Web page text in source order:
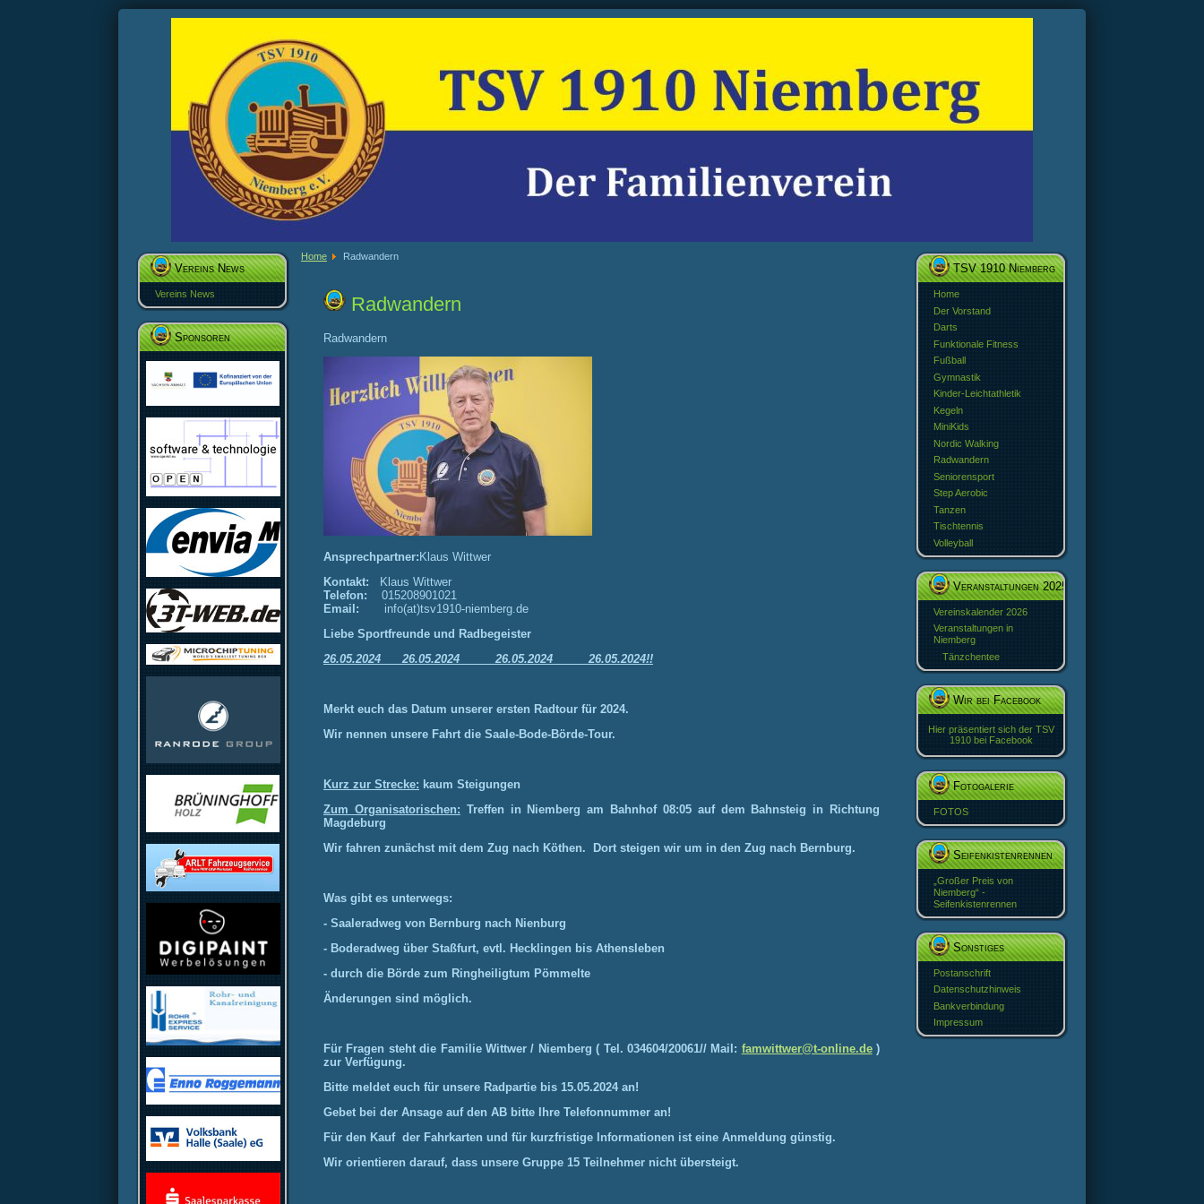
Vereins News
Vereins News
Sponsoren
Home Radwandern
Radwandern
Radwandern
Ansprechpartner: Klaus Wittwer
Kontakt:
Klaus Wittwer
Telefon: 015208901021
Email: info(at)tsv1910-niemberg.de
Liebe Sportfreunde und Radbegeister
26.05.2024 26.05.2024 26.05.2024 26.05.2024!!
Merkt euch das Datum unserer ersten Radtour für 2024.
Wir nennen unsere Fahrt die Saale-Bode-Börde-Tour.
Kurz zur Strecke: kaum Steigungen
Zum Organisatorischen: Treffen in Niemberg am Bahnhof 08:05 auf dem Bahnsteig in Richtung
Magdeburg
Wir fahren zunächst mit dem Zug nach Köthen. Dort steigen wir um in den Zug nach Bernburg.
Was gibt es unterwegs:
- Saaleradweg von Bernburg nach Nienburg
- Boderadweg über Staßfurt, evtl. Hecklingen bis Athensleben
- durch die Börde zum Ringheiligtum Pömmelte
Änderungen sind möglich.
Für Fragen steht die Familie Wittwer / Niemberg ( Tel. 034604/20061// Mail: famwittwer@t-online.de )
zur Verfügung.
Bitte meldet euch für unsere Radpartie bis 15.05.2024 an!
Gebet bei der Ansage auf den AB bitte Ihre Telefonnummer an!
Für den Kauf der Fahrkarten und für kurzfristige Informationen ist eine Anmeldung günstig.
Wir orientieren darauf, dass unsere Gruppe 15 Teilnehmer nicht übersteigt.
TSV 1910 Niemberg
Home
Der Vorstand
Darts
Funktionale Fitness
Fußball
Gymnastik
Kinder-Leichtathletik
Kegeln
MiniKids
Nordic Walking
Radwandern
Seniorensport
Step Aerobic
Tanzen
Tischtennis
Volleyball
Veranstaltungen 2025
Vereinskalender 2026
Veranstaltungen in
Niemberg
Tänzchentee
Wir bei Facebook
Hier präsentiert sich der TSV
1910 bei Facebook
Fotogalerie
FOTOS
Seifenkistenrennen
„Großer Preis von
Niemberg“ -
Seifenkistenrennen
Sonstiges
Postanschrift
Datenschutzhinweis
Bankverbindung
Impressum